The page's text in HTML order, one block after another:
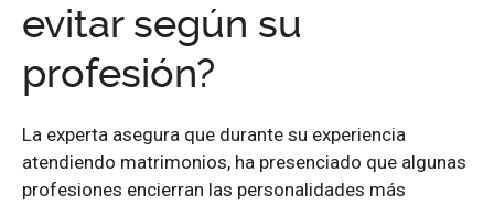
evitar según su
profesión?
La experta asegura que durante su experiencia
atendiendo matrimonios, ha presenciado que algunas
profesiones encierran las personalidades más